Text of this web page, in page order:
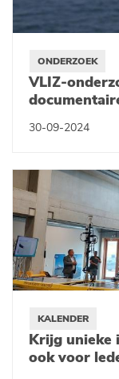
ONDERZOEK
VLIZ-
30-09-2024
KALENDER
Krijg unieke
ook voor